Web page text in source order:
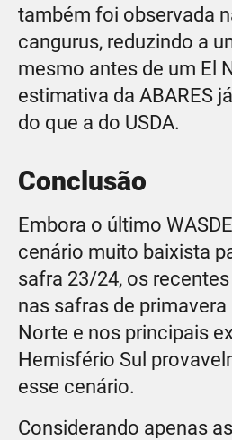
também foi observada
cangurus, reduzindo a
mesmo antes de um El
estimativa da ABARES
do que a do USDA.
Conclusão
Embora o último
cenário muito baixista
safra 23/24, os
nas safras de
Norte e nos principais
Hemisfério Sul
esse cenário.
Considerando apenas